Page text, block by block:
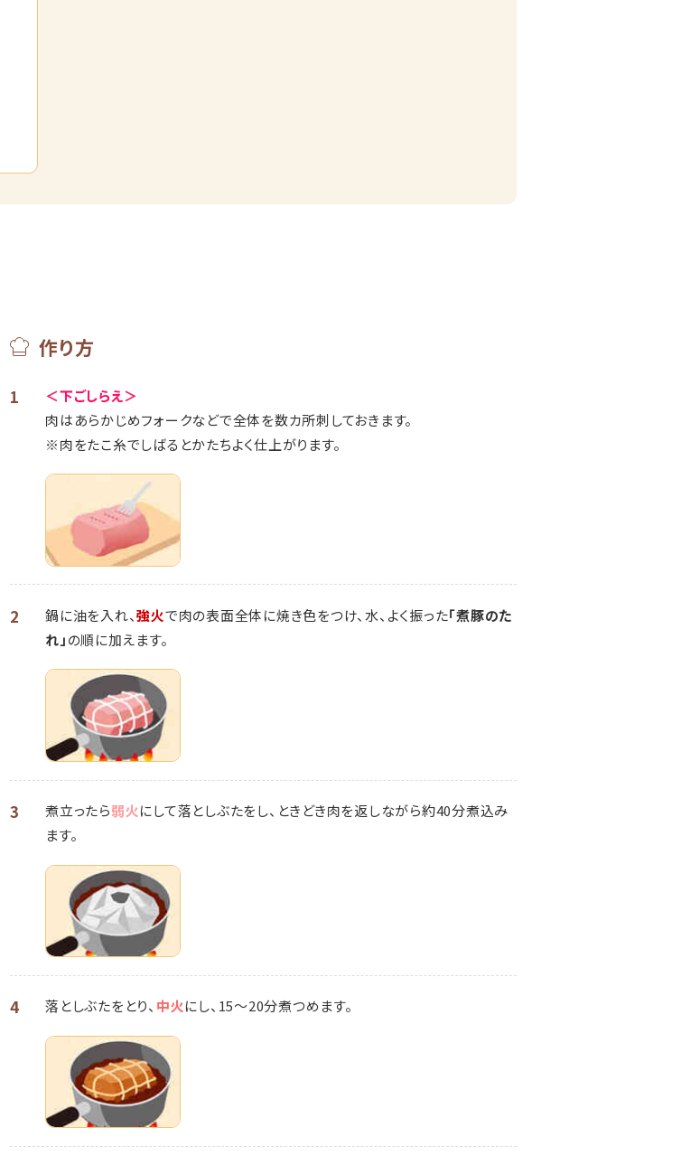
作り方
1
＜下ごしらえ＞
肉はあらかじめフォークなどで全体を数カ所刺しておきます。
※肉をたこ糸でしばるとかたちよく仕上がります。
2 鍋に油を入れ、強火で肉の表面全体に焼き色をつけ、水、よく振った「煮豚のた
れ」の順に加えます。
3 煮立ったら弱火にして落としぶたをし、ときどき肉を返しながら約40分煮込み
ます。
4 落としぶたをとり、 中火にし、15～20分煮つめます。